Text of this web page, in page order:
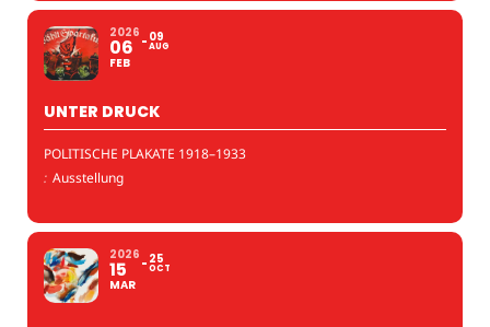
2026
06
FEB
09
AUG
UNTER DRUCK
POLITISCHE PLAKATE 1918–1933
: Ausstellung
2026
15
MAR
25
OCT